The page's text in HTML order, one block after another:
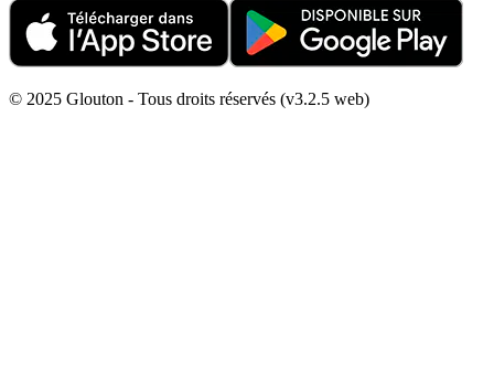
© 2025 Glouton - Tous droits réservés (v3.2.5 web)